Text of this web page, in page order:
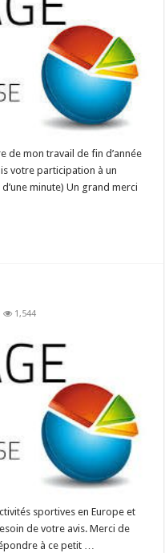
de mon travail de fin d’année
votre participation à un
minute) Un grand merci
1,544
sportives en Europe et
de votre avis. Merci de
à ce petit …